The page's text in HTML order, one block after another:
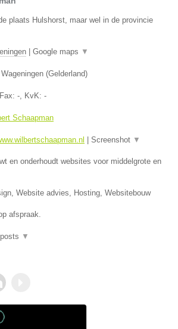
plaats Hulshorst, maar wel in de provincie
Google maps ▼
Wageningen (Gelderland)
-, KvK: -
Schaapman
Screenshot ▼
en onderhoudt websites voor middelgrote en
Website advies, Hosting, Websitebouw
afspraak.
▼